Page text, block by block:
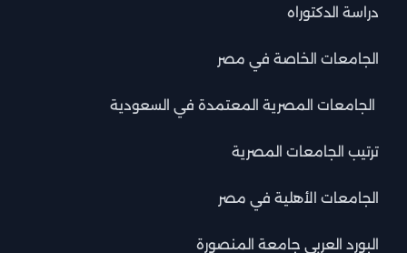
دراسة الدكتوراه
الجامعات الخاصة في مصر
الجامعات المصرية المعتمدة في السعودية
ترتيب الجامعات المصرية
الجامعات الأهلية في مصر
البورد العربي جامعة المنصورة